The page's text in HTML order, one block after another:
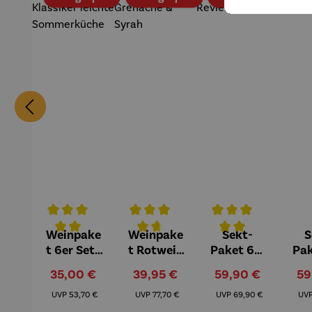
Durchschnittliche Bewertung von 5 von 5 Sternen
Weinpake
t 6er Set |
leichte
Sommerk
Verkaufspreis:
35,00 €
UVP Regulärer Preis:
53,70 €
Durchschnittliche Bewertung von 4.8
Weinpake
t Rotwein
Grenache
& Syrah
Verkaufspreis:
39,95 €
UVP Regulärer Preis:
77,70 €
Durchschnittliche
Sekt-
Paket 6er
Revierperl
e
Verkaufspreis:
59,90 €
UVP Regulärer Preis:
69,90 €